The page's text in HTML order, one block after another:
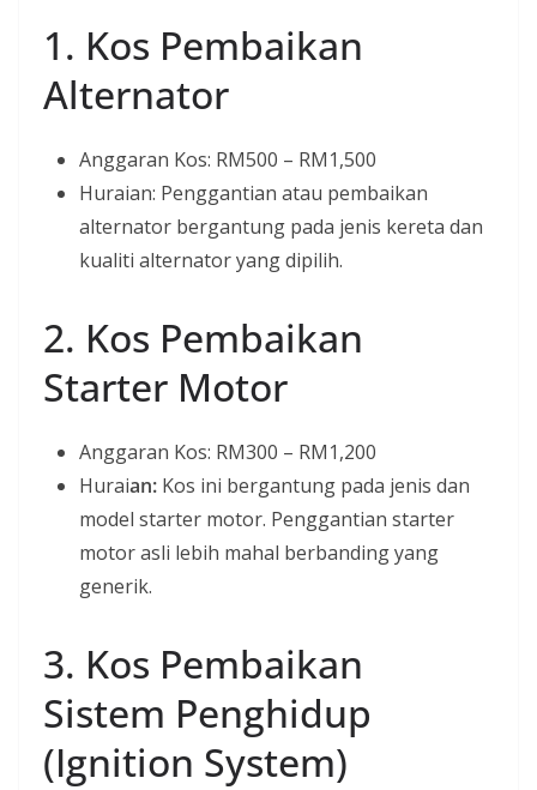
1. Kos Pembaikan
Alternator
Anggaran Kos: RM500 – RM1,500
Huraian: Penggantian atau pembaikan
alternator bergantung pada jenis kereta dan
kualiti alternator yang dipilih.
2. Kos Pembaikan
Starter Motor
Anggaran Kos: RM300 – RM1,200
Huraian: Kos ini bergantung pada jenis dan
model starter motor. Penggantian starter
motor asli lebih mahal berbanding yang
generik.
3. Kos Pembaikan
Sistem Penghidup
(Ignition System)